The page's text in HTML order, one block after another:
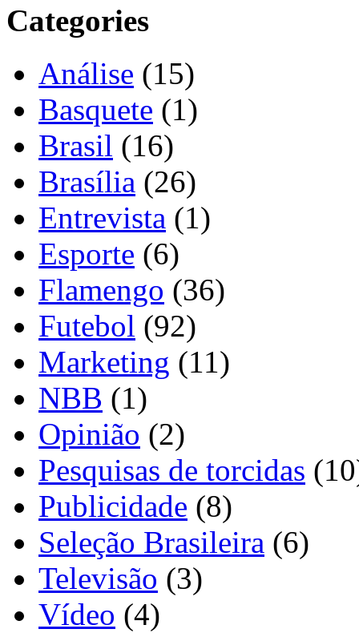
Categories
Análise (15)
Basquete (1)
Brasil (16)
Brasília (26)
Entrevista (1)
Esporte (6)
Flamengo (36)
Futebol (92)
Marketing (11)
NBB (1)
Opinião (2)
Pesquisas de torcidas
Publicidade (8)
Seleção Brasileira (6)
Televisão (3)
Vídeo (4)